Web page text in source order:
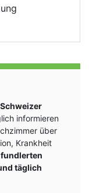
informieren
über
Krankheit
täglich